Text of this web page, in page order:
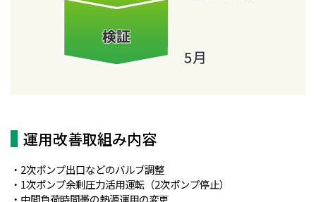
運用改善取組み内容
・2次ポンプ出口などのバルブ調整
・1次ポンプ余剰圧力活用運転（2次ポンプ停止）
・中間負荷時間帯の熱源運用の変更